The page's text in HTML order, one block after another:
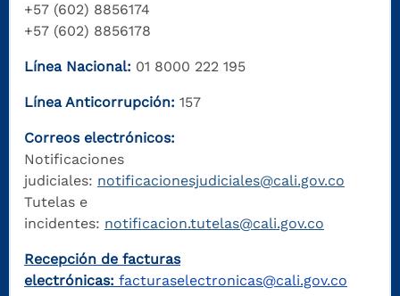
+57 (602) 8856174
+57 (602) 8856178
Línea Nacional: 01 8000 222 195
Línea Anticorrupción: 157
Correos electrónicos:
Notificaciones
judiciales: notificacionesjudiciales@cali.gov.co
Tutelas e
incidentes: notificacion.tutelas@cali.gov.co
Recepción de facturas
electrónicas: facturaselectronicas@cali.gov.co